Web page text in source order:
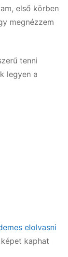
első körben
megnézzem
tenni
legyen a
elolvasni
kaphat